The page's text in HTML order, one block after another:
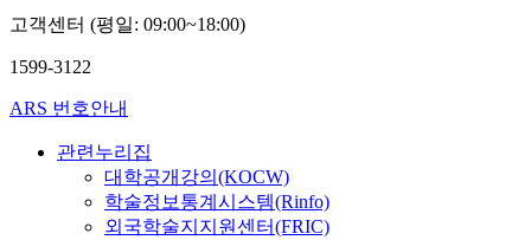
고객센터 (평일: 09:00~18:00)
1599-3122
ARS 번호안내
관련누리집
대학공개강의(KOCW)
학술정보통계시스템(Rinfo)
외국학술지지원센터(FRIC)